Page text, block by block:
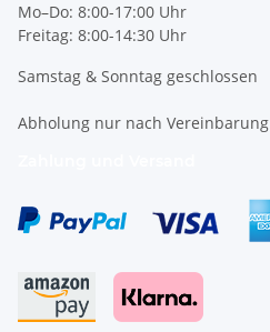
Mo–Do: 8:00-17:00 Uhr
Freitag: 8:00-14:30 Uhr
Samstag & Sonntag geschlossen
Abholung nur nach Vereinbarung